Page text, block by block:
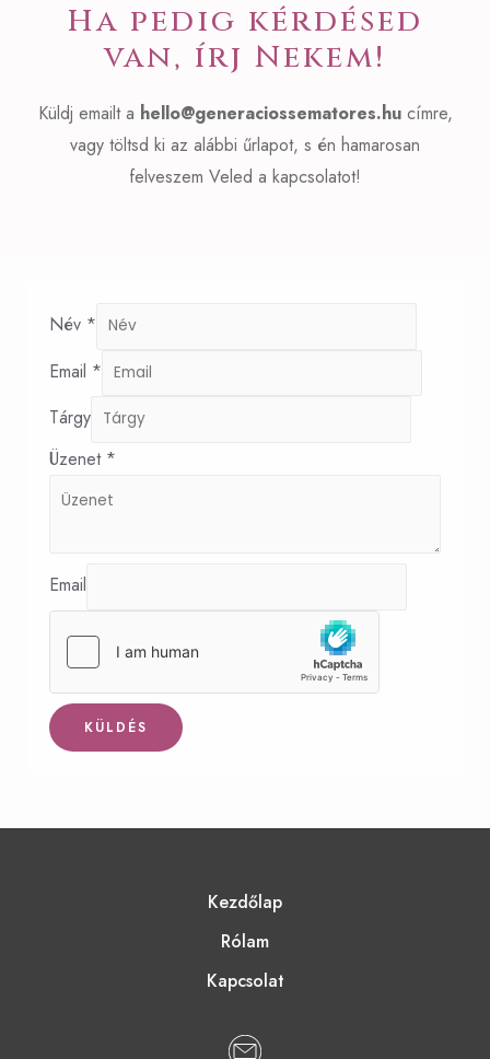
Ha pedig kérdésed
van, írj Nekem!
Küldj emailt a hello@generaciossematores.hucímre,
vagy töltsd ki az alábbi űrlapot, s én hamarosan
felveszem Veled a kapcsolatot!
Név *
Email *
Tárgy
Üzenet *
Email
KÜLDÉS
Kezdőlap
Rólam
Kapcsolat